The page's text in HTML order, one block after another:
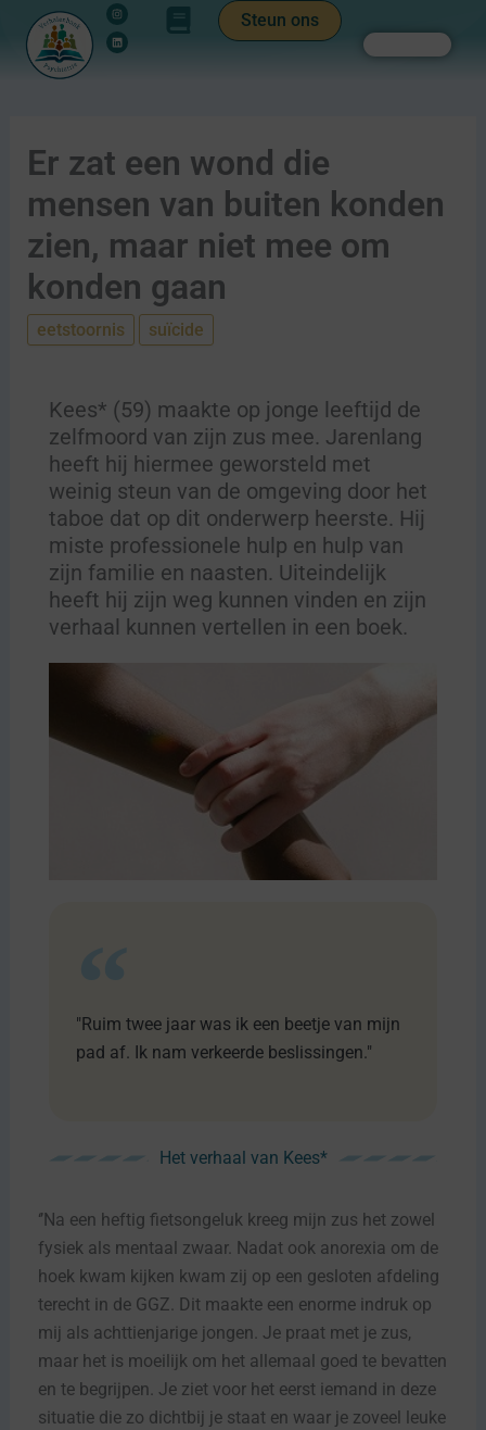
inhoud
naar
Instagram
Linkedin
Steun ons
Zoeken
Er zat een wond die
mensen van buiten konden
zien, maar niet mee om
konden gaan
eetstoornis suïcide
Kees* (59) maakte op jonge leeftijd de
zelfmoord van zijn zus mee. Jarenlang
heeft hij hiermee geworsteld met
weinig steun van de omgeving door het
taboe dat op dit onderwerp heerste. Hij
miste professionele hulp en hulp van
zijn familie en naasten. Uiteindelijk
heeft hij zijn weg kunnen vinden en zijn
verhaal kunnen vertellen in een boek.
"Ruim twee jaar was ik een beetje van mijn
pad af. Ik nam verkeerde beslissingen."
Het verhaal van Kees*
‘’Na een heftig fietsongeluk kreeg mijn zus het zowel
fysiek als mentaal zwaar. Nadat ook anorexia om de
hoek kwam kijken kwam zij op een gesloten afdeling
terecht in de GGZ. Dit maakte een enorme indruk op
mij als achttienjarige jongen. Je praat met je zus,
maar het is moeilijk om het allemaal goed te bevatten
en te begrijpen. Je ziet voor het eerst iemand in deze
situatie die zo dichtbij je staat en waar je zoveel leuke